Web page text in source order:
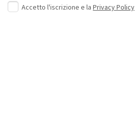
Accetto l'iscrizione e la Privacy Policy